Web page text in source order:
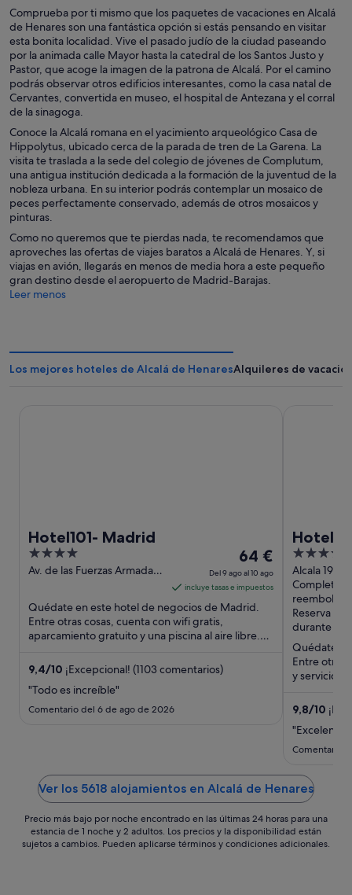
Comprueba por ti mismo que los paquetes de vacaciones en Alcalá
de Henares son una fantástica opción si estás pensando en visitar
esta bonita localidad. Vive el pasado judío de la ciudad paseando
por la animada calle Mayor hasta la catedral de los Santos Justo y
Pastor, que acoge la imagen de la patrona de Alcalá. Por el camino
podrás observar otros edificios interesantes, como la casa natal de
Cervantes, convertida en museo, el hospital de Antezana y el corral
de la sinagoga.
Conoce la Alcalá romana en el yacimiento arqueológico Casa de
Hippolytus, ubicado cerca de la parada de tren de La Garena. La
visita te traslada a la sede del colegio de jóvenes de Complutum,
una antigua institución dedicada a la formación de la juventud de la
nobleza urbana. En su interior podrás contemplar un mosaico de
peces perfectamente conservado, además de otros mosaicos y
pinturas.
Como no queremos que te pierdas nada, te recomendamos que
aproveches las ofertas de viajes baratos a Alcalá de Henares. Y, si
viajas en avión, llegarás en menos de media hora a este pequeño
gran destino desde el aeropuerto de Madrid-Barajas.
Leer menos
Los mejores hoteles de Alcalá de HenaresAlquileres de
Hotel101- Madrid
4
out
5
Av. de las Fuerzas Armadas,
El
precio
es
de
por
64 €
Del 9 ago al 10 ago
incluye tasas e impuestos
Quédate en este hotel de negocios de Madrid.
Entre otras cosas, cuenta con wifi gratis,
aparcamiento gratuito y una piscina al aire libre.
9,4/10 ¡Excepcional! (1103 comentarios)
"Todo es increíble"
Comentario del 6 de ago de 2026
Hotel
4
out
of
5
Alcala 19
Reserva
durante la
Quédate
Entre otras
y servicio
9,8/10
"Excelente
Comentario
Ver los 5618 alojamientos en Alcalá de Henares
Precio más bajo por noche encontrado en las últimas 24 horas para una
estancia de 1 noche y 2 adultos. Los precios y la disponibilidad están
sujetos a cambios. Pueden aplicarse términos y condiciones adicionales.